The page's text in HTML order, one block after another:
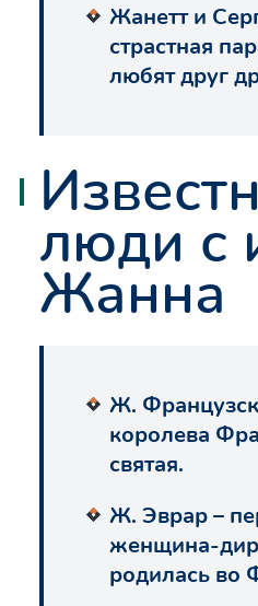
Жанетт и
страстная
любят друг
люди с
Жанна
Ж.
королева
святая.
Ж. Эврар –
женщина-
родилась во